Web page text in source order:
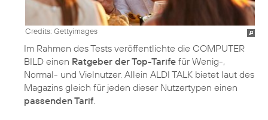
Credits: Gettyimages
Im Rahmen des Tests veröffentlichte die COMPUTER
BILD einen Ratgeber der Top-Tarife für Wenig-,
Normal- und Vielnutzer. Allein ALDI TALK bietet laut des
Magazins gleich für jeden dieser Nutzertypen einen
passenden Tarif.